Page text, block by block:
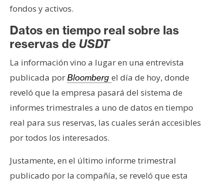
N
o
t
s
d
e
P
r
e
n
a
fondos y activos.
Datos en tiempo real sobre las
reservas de USDT
La información vino a lugar en una entrevista
publicada porBloomberg el día de hoy, donde
reveló que la empresa pasará del sistema de
informes trimestrales a uno de datos en tiempo
real para sus reservas, las cuales serán accesibles
por todos los interesados.
Justamente, en el último informe trimestral
publicado por la compañía, se reveló que esta